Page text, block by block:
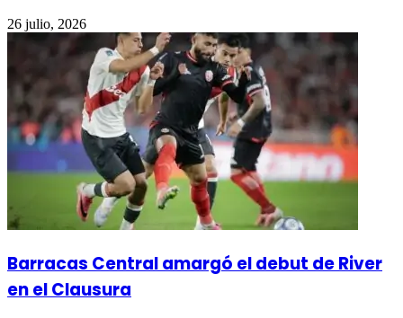
26 julio, 2026
Barracas Central amargó el debut de River
en el Clausura